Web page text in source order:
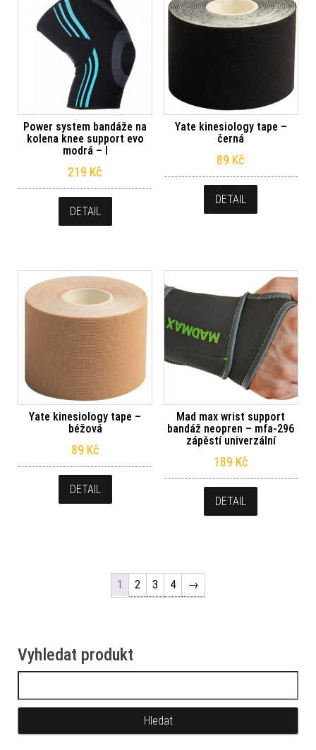
Power system bandáže na
kolena knee support evo
modrá – l
219 Kč
DETAIL
Yate kinesiology tape –
černá
89 Kč
DETAIL
Yate kinesiology tape –
béžová
89 Kč
DETAIL
Mad max wrist support
bandáž neopren – mfa-296
zápěstí univerzální
189 Kč
DETAIL
1 2 3 4 →
Vyhledat produkt